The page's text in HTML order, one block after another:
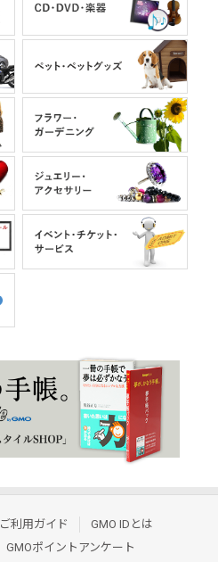
ご利用ガイド
GMO IDとは
GMOポイントアンケート